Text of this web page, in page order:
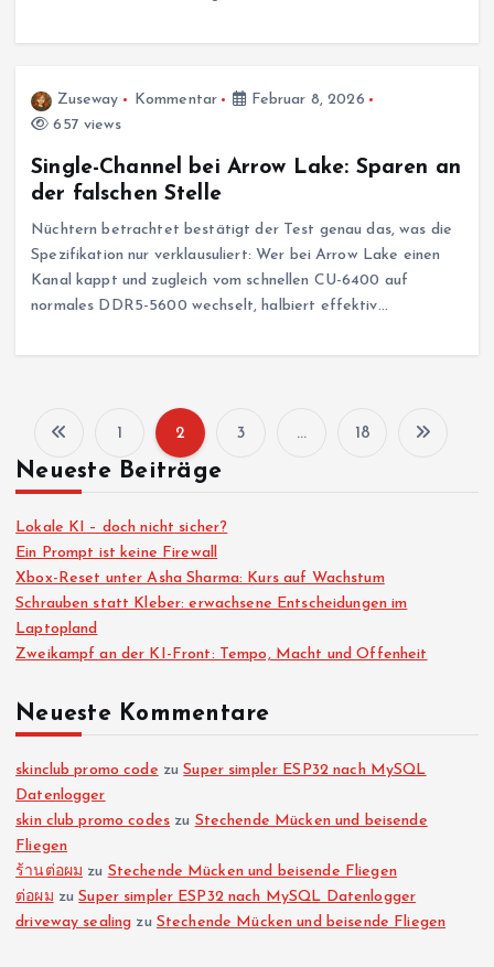
Zuseway Kommentar
Februar 8, 2026
657 views
Single-Channel bei Arrow Lake: Sparen an
der falschen Stelle
Nüchtern betrachtet bestätigt der Test genau das, was die
Spezifikation nur verklausuliert: Wer bei Arrow Lake einen
Kanal kappt und zugleich vom schnellen CU-6400 auf
normales DDR5-5600 wechselt, halbiert effektiv…
i
t
e
n
n
u
m
m
1 2 3 … 18
Neueste Beiträge
Lokale KI – doch nicht sicher?
Ein Prompt ist keine Firewall
Xbox-Reset unter Asha Sharma: Kurs auf Wachstum
Schrauben statt Kleber: erwachsene Entscheidungen im
Laptopland
Zweikampf an der KI-Front: Tempo, Macht und Offenheit
Neueste Kommentare
skinclub promo code zuSuper simpler ESP32 nach MySQL
Datenlogger
skin club promo codes zu Stechende Mücken und beisende
Fliegen
ร้านต่อผม zu Stechende Mücken und beisende Fliegen
ต่อผม zuSuper simpler ESP32 nach MySQL Datenlogger
driveway sealing zu Stechende Mücken und beisende Fliegen